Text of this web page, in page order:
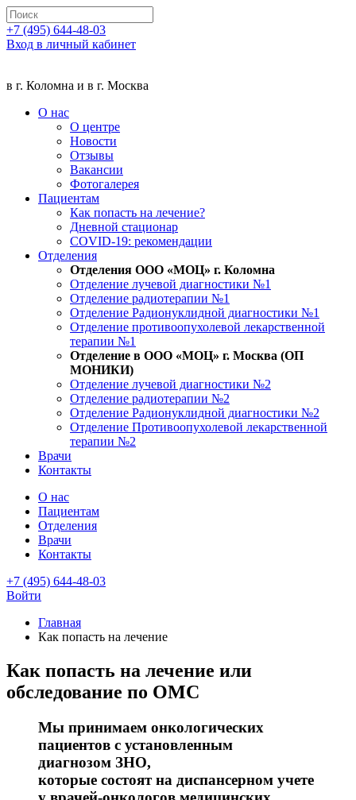
+7 (495) 644-48-03
Вход в личный кабинет
в г. Коломна и в г. Москва
О нас
О центре
Новости
Отзывы
Вакансии
Фотогалерея
Пациентам
Как попасть на лечение?
Дневной стационар
COVID-19: рекомендации
Отделения
Отделения ООО «МОЦ» г. Коломна
Отделение лучевой диагностики №1
Отделение радиотерапии №1
Отделение Радионуклидной диагностики №1
Отделение противоопухолевой лекарственной
терапии №1
Отделение в ООО «МОЦ» г. Москва (ОП
МОНИКИ)
Отделение лучевой диагностики №2
Отделение радиотерапии №2
Отделение Радионуклидной диагностики №2
Отделение Противоопухолевой лекарственной
терапии №2
Врачи
Контакты
О нас
Пациентам
Отделения
Врачи
Контакты
+7 (495) 644-48-03
Войти
Главная
Как попасть на лечение
Как попасть на лечение или
обследование по ОМС
Мы принимаем онкологических
пациентов с установленным
диагнозом ЗНО,
которые состоят на диспансерном учете